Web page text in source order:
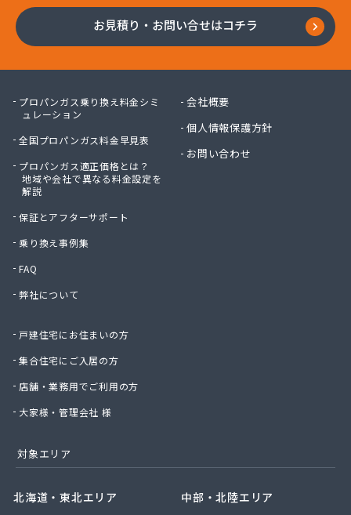
三和燃料 市原営業所
山口プロパンガス商会
山十商事株式会社
山川商店
山田ガス店
山田プロパン
山田省三商店
山本プロパンガス
柴田商店
昭洋商事株式会社
松浦石油店燃料部
松原商店
新日本ガス株式会社
新日本ガス株式会社 海津支店
新日本ガス株式会社 各務原支店
新日本ガス株式会社 東濃支店
お見積り・お問い合せはコチラ
プロパンガス乗り換え料金シミ
ュレーション
全国プロパンガス料金早見表
プロパンガス適正価格とは？
地域や会社で異なる料金設定を
解説
保証とアフターサポート
乗り換え事例集
FAQ
弊社について
戸建住宅にお住まいの方
集合住宅にご入居の方
店舗・業務用でご利用の方
大家様・管理会社 様
会社概要
個人情報保護方針
お問い合わせ
対象エリア
北海道・東北エリア
中部・北陸エリア